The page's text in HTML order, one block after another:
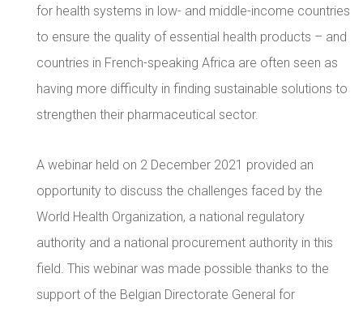
for health systems in low- and middle-income countries
to ensure the quality of essential health products – and
countries in French-speaking Africa are often seen as
having more difficulty in finding sustainable solutions to
strengthen their pharmaceutical sector.
A webinar held on 2 December 2021 provided an
opportunity to discuss the challenges faced by the
World Health Organization, a national regulatory
authority and a national procurement authority in this
field. This webinar was made possible thanks to the
support of the Belgian Directorate General for